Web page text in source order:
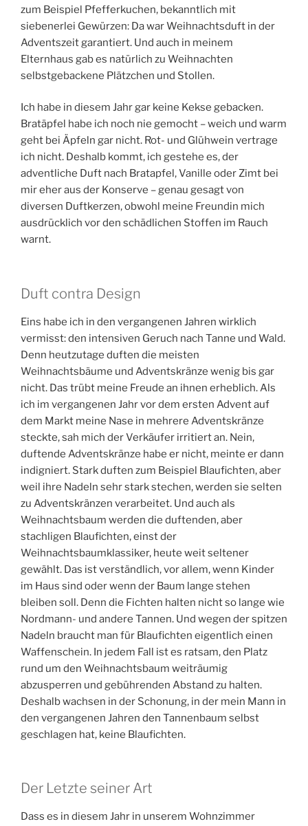
zum Beispiel Pfefferkuchen, bekanntlich mit
siebenerlei Gewürzen: Da war Weihnachtsduft in der
Adventszeit garantiert. Und auch in meinem
Elternhaus gab es natürlich zu Weihnachten
selbstgebackene Plätzchen und Stollen.
Ich habe in diesem Jahr gar keine Kekse gebacken.
Bratäpfel habe ich noch nie gemocht – weich und warm
geht bei Äpfeln gar nicht. Rot- und Glühwein vertrage
ich nicht. Deshalb kommt, ich gestehe es, der
adventliche Duft nach Bratapfel, Vanille oder Zimt bei
mir eher aus der Konserve – genau gesagt von
diversen Duftkerzen, obwohl meine Freundin mich
ausdrücklich vor den schädlichen Stoffen im Rauch
warnt.
Duft contra Design
Eins habe ich in den vergangenen Jahren wirklich
vermisst: den intensiven Geruch nach Tanne und Wald.
Denn heutzutage duften die meisten
Weihnachtsbäume und Adventskränze wenig bis gar
nicht. Das trübt meine Freude an ihnen erheblich. Als
ich im vergangenen Jahr vor dem ersten Advent auf
dem Markt meine Nase in mehrere Adventskränze
steckte, sah mich der Verkäufer irritiert an. Nein,
duftende Adventskränze habe er nicht, meinte er dann
indigniert. Stark duften zum Beispiel Blaufichten, aber
weil ihre Nadeln sehr stark stechen, werden sie selten
zu Adventskränzen verarbeitet. Und auch als
Weihnachtsbaum werden die duftenden, aber
stachligen Blaufichten, einst der
Weihnachtsbaumklassiker, heute weit seltener
gewählt. Das ist verständlich, vor allem, wenn Kinder
im Haus sind oder wenn der Baum lange stehen
bleiben soll. Denn die Fichten halten nicht so lange wie
Nordmann- und andere Tannen. Und wegen der spitzen
Nadeln braucht man für Blaufichten eigentlich einen
Waffenschein. In jedem Fall ist es ratsam, den Platz
rund um den Weihnachtsbaum weiträumig
abzusperren und gebührenden Abstand zu halten.
Deshalb wachsen in der Schonung, in der mein Mann in
den vergangenen Jahren den Tannenbaum selbst
geschlagen hat, keine Blaufichten.
Der Letzte seiner Art
Dass es in diesem Jahr in unserem Wohnzimmer